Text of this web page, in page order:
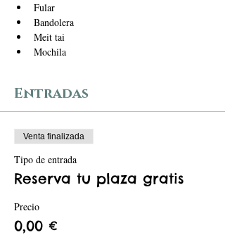
Fular
Bandolera
Meit tai
Mochila
Entradas
Venta finalizada
Tipo de entrada
Reserva tu plaza gratis
Precio
0,00 €